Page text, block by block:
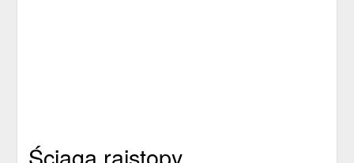
Ściąga rajstopy